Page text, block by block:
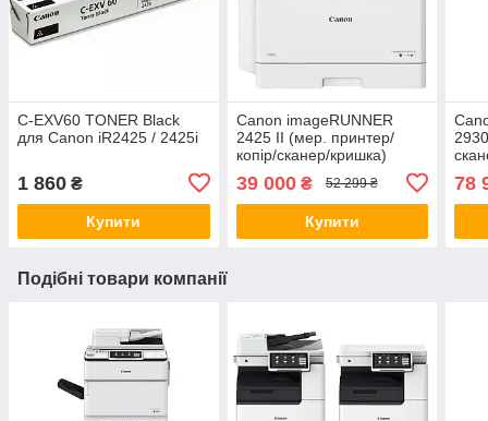
C-EXV60 TONER Black
для Canon iR2425 / 2425i
1 860 ₴
Купити
Canon imageRUNNER
2425 II (мер. принтер/
копір/сканер/кришка)
39 000₴ 52 299 ₴
Купити
78
Подібні товари компанії